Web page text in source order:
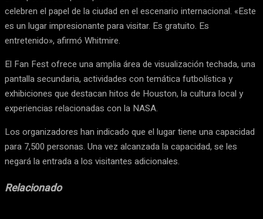
celebren el papel de la ciudad en el escenario internacional. «Este
es un lugar impresionante para visitar. Es gratuito. Es
entretenido», afirmó Whitmire.
El Fan Fest ofrece una amplia área de visualización techada, una
pantalla secundaria, actividades con temática futbolística y
exhibiciones que destacan hitos de Houston, la cultura local y
experiencias relacionadas con la NASA.
Los organizadores han indicado que el lugar tiene una capacidad
para 7,500 personas. Una vez alcanzada la capacidad, se les
negará la entrada a los visitantes adicionales.
Relacionado